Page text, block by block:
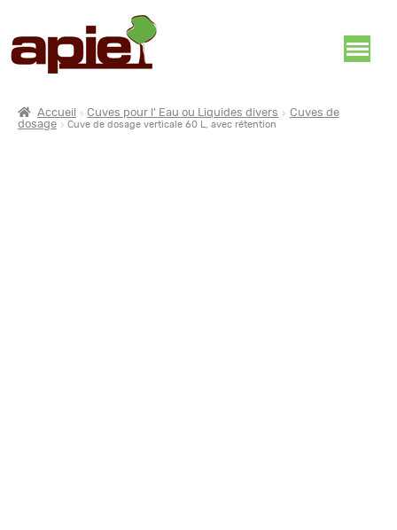
Accueil Cuves pour l' Eau ou Liquides divers
Cuves de
dosage
Cuve de dosage verticale 60 L, avec rétention